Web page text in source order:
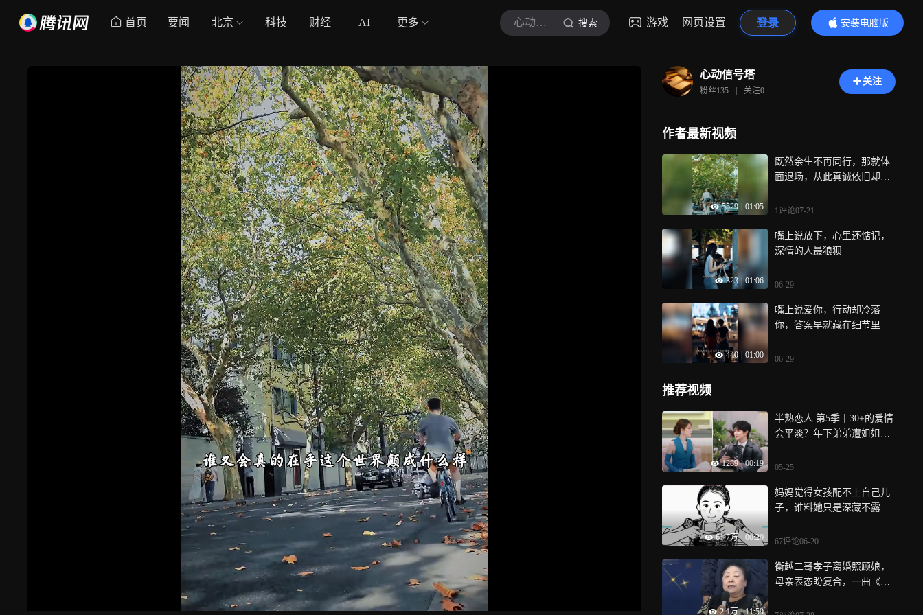
首页 要闻 北京 科技 财经 AI 更多 心动信号塔 搜索 游戏 网页设置 登录
安装电脑版
内容更精彩
心动信号塔
粉丝135 | 关注0
关注
作者最新视频
5529 01:05
既然余生不再同行，那就体
面退场，从此真诚依旧却无
1评论07-21
323 01:06
嘴上说放下，心里还惦记，
深情的人最狼狈
06-29
440 01:00
嘴上说爱你，行动却冷落
你，答案早就藏在细节里
06-29
推荐视频
1289 | 00:19
半熟恋人 第5季丨30+的爱情
会平淡？年下弟弟遭姐姐们
05-25
61.7万 | 00:20
妈妈觉得女孩配不上自己儿
子，谁料她只是深藏不露
67评论06-20
2.1万 | 11:59
衡越二哥孝子离婚照顾娘，
母亲表态盼复合，一曲《儿